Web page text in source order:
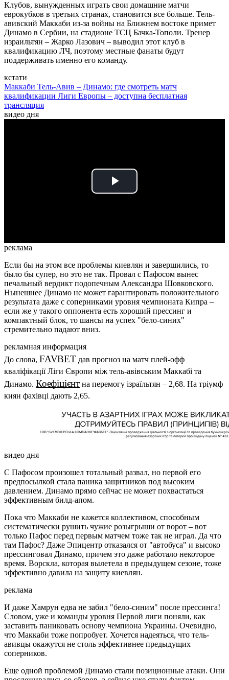
Клубов, вынужденных играть свои домашние матчи
еврокубков в третьих странах, становится все больше. Тель-
авивский Маккаби из-за войны на Ближнем востоке примет
Динамо в Сербии, на стадионе ТСЦ Бачка-Тополи. Тренер
израильтян – Жарко Лазович – выводил этот клуб в
квалификацию ЛЧ, поэтому местные фанаты будут
поддерживать именно его команду.
кстати
Маккаби Тель-Авив – Динамо: где смотреть матч
квалификации Лиги Европы – доступна бесплатная
трансляция
видео дня
Play
реклама
Если бы на этом все проблемы киевлян и завершились, то
было бы супер, но это не так. Провал с Пафосом вынес
печальный вердикт подопечным Александра Шовковского.
Нынешнее Динамо не может гарантировать положительного
результата даже с соперниками уровня чемпионата Кипра –
если же у такого оппонента есть хороший прессинг и
компактный блок, то шансы на успех "бело-синих"
стремительно падают вниз.
рекламная информация
До слова, FAVBETдав прогноз на матч плей-офф
кваліфікації Ліги Європи між тель-авівським Маккабі та
Динамо. Коефіцієнт на перемогу ізраїльтян – 2,68. На тріумф
киян фахівці дають 2,65.
видео дня
С Пафосом произошел тотальный развал, но первой его
предпосылкой стала паника защитников под высоким
давлением. Динамо прямо сейчас не может похвастаться
эффективным билд-апом.
Пока что Маккаби не кажется коллективом, способным
систематически рушить чужие розыгрыши от ворот – вот
только Пафос перед первым матчем тоже так не играл. Да что
там Пафос? Даже Эпицентр отказался от "автобуса" и высоко
прессинговал Динамо, причем это даже работало некоторое
время. Ворскла, которая вылетела в предыдущем сезоне, тоже
эффективно давила на защиту киевлян.
реклама
И даже Хамрун едва не забил "бело-синим" после прессинга!
Словом, уже и команды уровня Первой лиги поняли, как
заставить паниковать основу чемпиона Украины. Очевидно,
что Маккаби тоже попробует. Хочется надеяться, что тель-
авивцы окажутся не столь эффективнее предыдущих
соперников.
Еще одной проблемой Динамо стали позиционные атаки. Они